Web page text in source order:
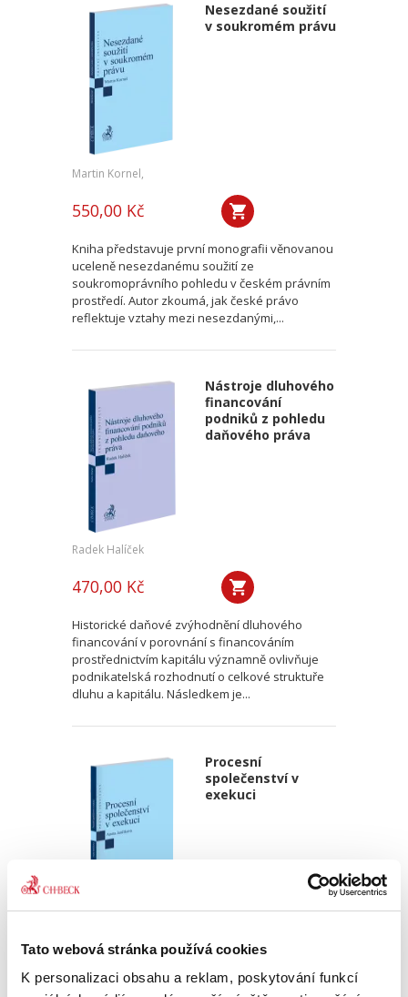
Tato webová stránka používá cookies
K personalizaci obsahu a reklam, poskytování funkcí
Nesezdané soužití
v soukromém právu
Martin Kornel,
550,00 Kč
Kniha představuje první monografii věnovanou
uceleně nesezdanému soužití ze
soukromoprávního pohledu v českém právním
prostředí. Autor zkoumá, jak české právo
reflektuje vztahy mezi nesezdanými,...
Nástroje dluhového
financování
podniků z pohledu
daňového práva
Radek Halíček
470,00 Kč
Historické daňové zvýhodnění dluhového
financování v porovnání s financováním
prostřednictvím kapitálu významně ovlivňuje
podnikatelská rozhodnutí o celkové struktuře
dluhu a kapitálu. Následkem je...
Procesní
společenství v
exekuci